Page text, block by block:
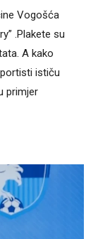
Vogošća
.Plakete su
A kako
ističu
primjer